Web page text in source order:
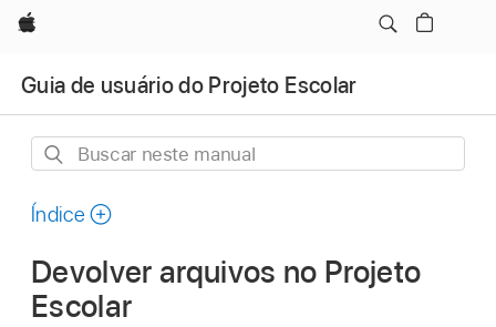
Apple
Guia de usuário do Projeto Escolar
Buscar
manual
Índice
Devolver arquivos no Projeto
Escolar